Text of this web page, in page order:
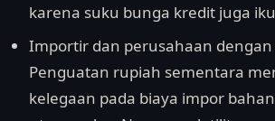
karena suku bunga kredit juga
Importir dan perusahaan
Penguatan rupiah sementara
kelegaan pada biaya impor